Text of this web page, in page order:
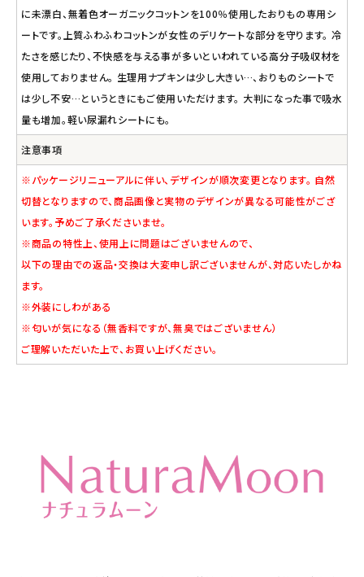
に未漂白、無着色オーガニックコットンを100％使用したおりもの専用シ
ートです。上質ふわふわコットンが女性のデリケートな部分を守ります。 冷
たさを感じたり、不快感を与える事が多いといわれている高分子吸収材を
使用しておりません。 生理用ナプキンは少し大きい…、おりものシートで
は少し不安…というときにもご使用いただけます。 大判になった事で吸水
量も増加。軽い尿漏れシートにも。
注意事項
※パッケージリニューアルに伴い、デザインが順次変更となります。 自然
切替となりますので、商品画像と実物のデザインが異なる可能性がござ
います。予めご了承くださいませ。
※商品の特性上、使用上に問題はございませんので、
以下の理由での返品・交換は大変申し訳ございませんが、対応いたしかね
ます。
※外装にしわがある
※匂いが気になる（無香料ですが、無臭ではございません）
ご理解いただいた上で、お買い上げください。